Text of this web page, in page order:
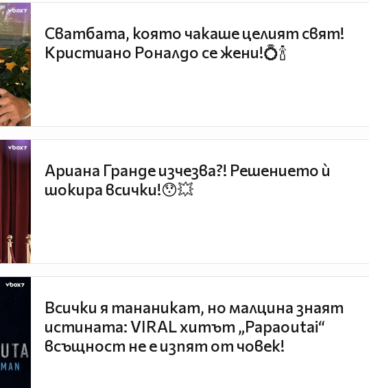
Сватбата, която чакаше целият свят!
Кристиано Роналдо се жени!💍🍾
Ариана Гранде изчезва?! Решението ѝ
шокира всички!😯💥
Всички я тананикат, но малцина знаят
истината: VIRAL хитът „Papaoutai“
всъщност не е изпят от човек!